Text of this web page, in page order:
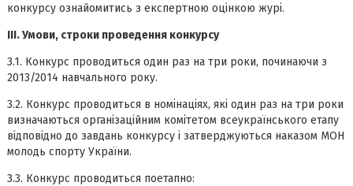
конкурсу ознайомитись з експертною оцінкою журі.
ІІІ. Умови, строки проведення конкурсу
3.1. Конкурс проводиться один раз на три роки, починаючи з
2013/2014 навчального року.
3.2. Конкурс проводиться в номінаціях, які один раз на три роки
визначаються організаційним комітетом всеукраїнського етапу
відповідно до завдань конкурсу і затверджуються наказом МОН
молодь спорту України.
3.3. Конкурс проводиться поетапно: